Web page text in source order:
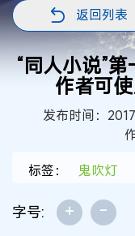
返回列表
“同人小说”
作者可
发布时间：
标签：
鬼吹灯
字号: + -